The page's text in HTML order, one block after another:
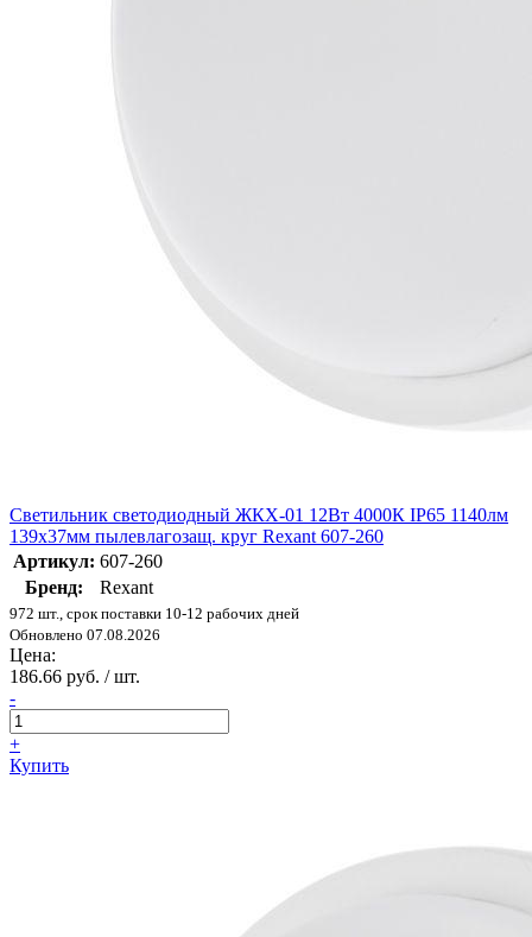
Светильник светодиодный ЖКХ-01 12Вт 4000К IP65 1140лм
139х37мм пылевлагозащ. круг Rexant 607-260
Артикул: 607-260
Бренд:
Rexant
972 шт., срок поставки 10-12 рабочих дней
Обновлено 07.08.2026
Цена:
186.66 руб. / шт.
-
+
Купить